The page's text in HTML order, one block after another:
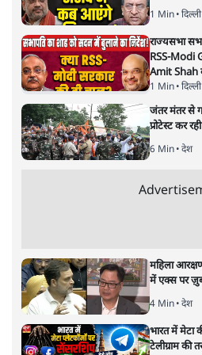
1 Min• दिल्ली
राज्यसभा
RSS-Modi
Amit Shah
Senior
Modi
strategy से
1 Min• दिल्ली
जंतर मंतर से
प्रोटेस्ट कर
6 Min• देश
महिला
में एक्स पर
4 Min• देश
भारत में मेटा
टेलीग्राम की